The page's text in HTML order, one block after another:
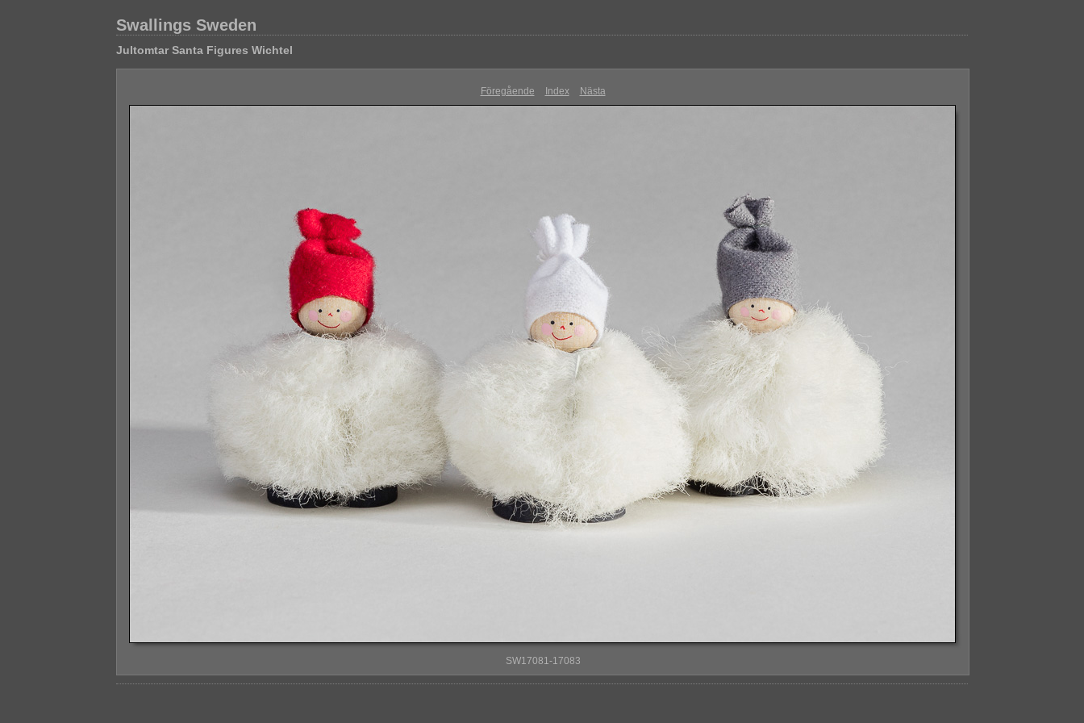
Swallings Sweden
Jultomtar Santa Figures Wichtel
Föregående Index Nästa
SW17081-17083